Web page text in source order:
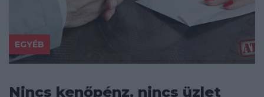
EGYÉB
Nincs kenőpénz, nincs üzlet